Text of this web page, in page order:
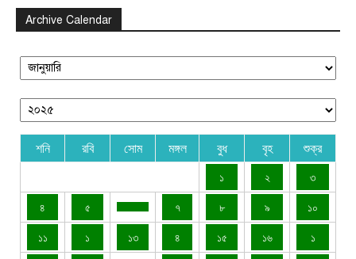
Archive Calendar
শনি রবি সোম মঙ্গল বুধ বৃহ শুক্র
১ ২
৩
৪
৫ ৭ ৮ ৯
১০
১১
১ ১৩ ৪ ১৫ ১৬
১